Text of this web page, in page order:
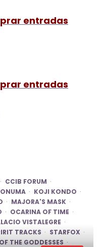
entradas
entradas
CCIB FORUM
KOJI KONDO
MAJORA'S MASK
OCARINA OF TIME
VISTALEGRE
TRACKS
STARFOX
THE GODDESSES